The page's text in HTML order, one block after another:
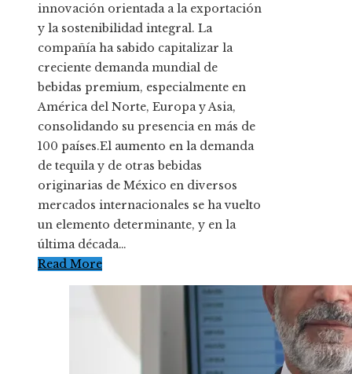
innovación orientada a la exportación
y la sostenibilidad integral. La
compañía ha sabido capitalizar la
creciente demanda mundial de
bebidas premium, especialmente en
América del Norte, Europa y Asia,
consolidando su presencia en más de
100 países.El aumento en la demanda
de tequila y de otras bebidas
originarias de México en diversos
mercados internacionales se ha vuelto
un elemento determinante, y en la
última década…
Read More